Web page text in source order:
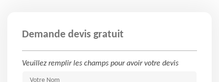
Demande devis gratuit
Veuillez remplir les champs pour avoir votre devis